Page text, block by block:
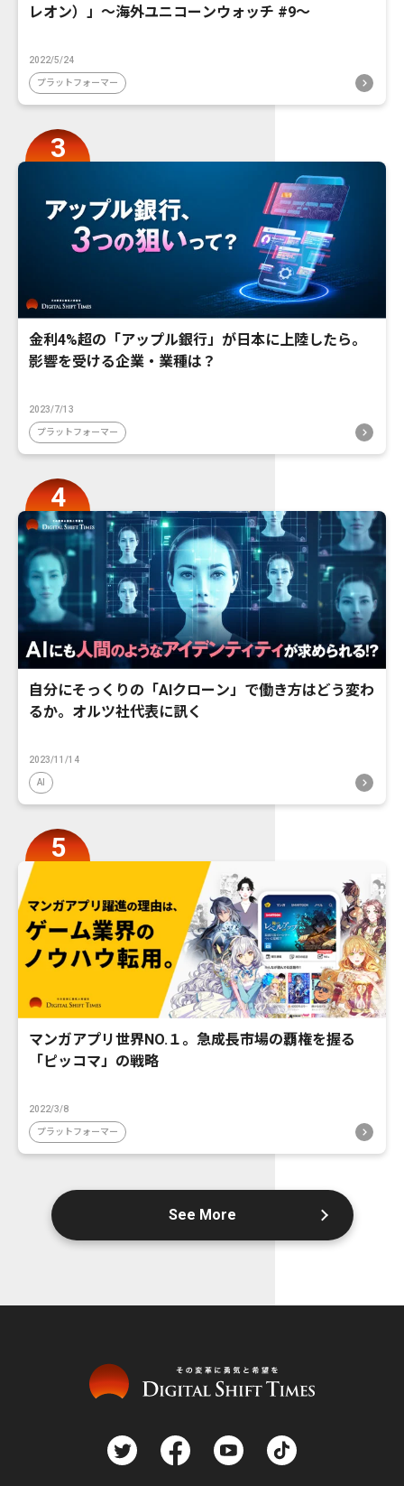
レオン）」〜海外ユニコーンウォッチ #9〜
2022/5/24
プラットフォーマー
金利4%超の「アップル銀行」が日本に上陸したら。
影響を受ける企業・業種は？
2023/7/13
プラットフォーマー
自分にそっくりの「AIクローン」で働き方はどう変わ
るか。オルツ社代表に訊く
2023/11/14
AI
マンガアプリ世界NO.１。急成長市場の覇権を握る
「ピッコマ」の戦略
2022/3/8
プラットフォーマー
See More